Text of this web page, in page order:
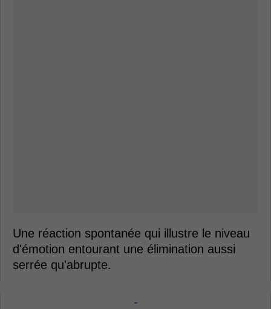
Une réaction spontanée qui illustre le niveau
d'émotion entourant une élimination aussi
serrée qu'abrupte.
-